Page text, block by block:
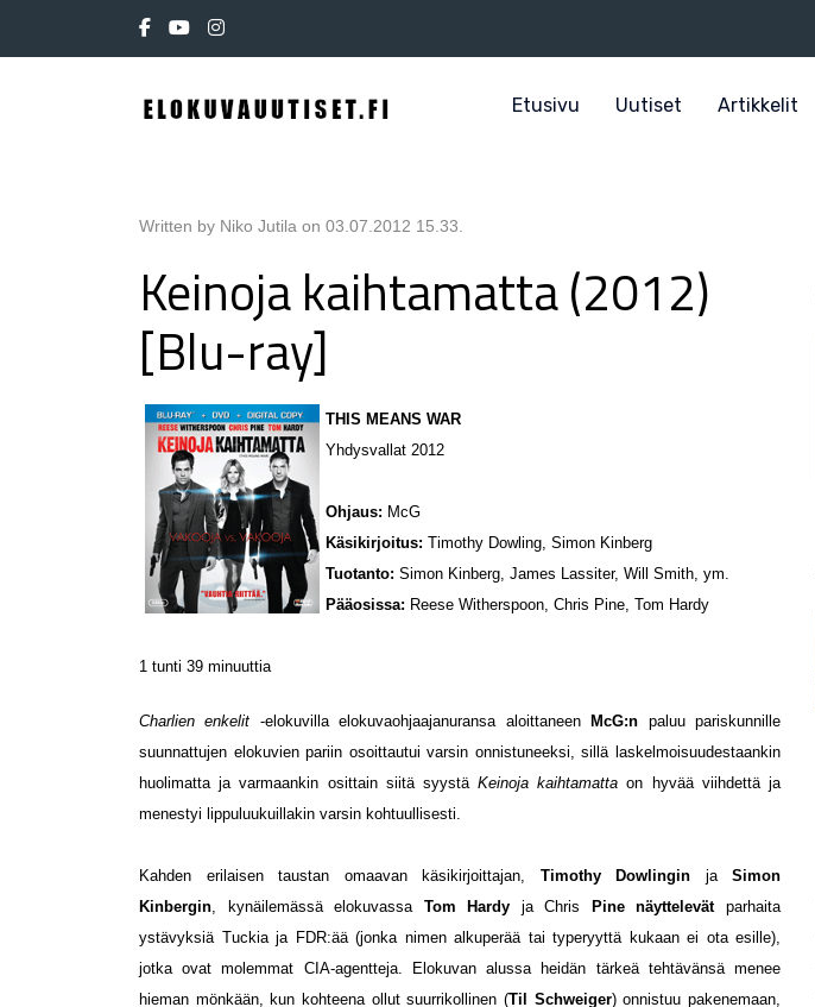
Etusivu Uutiset Artikkelit
Written by Niko Jutila on 03.07.2012 15.33
Keinoja kaihtamatta (2012)
[Blu-ray]
THIS MEANS WAR
Yhdysvallat 2012
Ohjaus: McG
Käsikirjoitus: Timothy Dowling, Simon Kinberg
Tuotanto: Simon Kinberg, James Lassiter, Will Smith, ym.
Pääosissa: Reese Witherspoon, Chris Pine, Tom Hardy
1 tunti 39 minuuttia
Charlien enkelit -elokuvilla elokuvaohjaajanuransa aloittaneen McG:n paluu pariskunnille
suunnattujen elokuvien pariin osoittautui varsin onnistuneeksi, sillä laskelmoisuudestaankin
huolimatta ja varmaankin osittain siitä syystäKeinoja kaihtamattaon hyvää viihdettä ja
menestyi lippuluukuillakin varsin kohtuullisesti.
Kahden erilaisen taustan omaavan käsikirjoittajan, Timothy Dowlingin ja Simon
Kinbergin, kynäilemässä elokuvassa Tom Hardy ja Chris Pine näyttelevätparhaita
ystävyksiä Tuckia ja FDR:ää (jonka nimen alkuperää tai typeryyttä kukaan ei ota esille),
jotka ovat molemmat CIA-agentteja. Elokuvan alussa heidän tärkeä tehtävänsä menee
hieman mönkään, kun kohteena ollut suurrikollinen (Til Schweiger) onnistuu pakenemaan,